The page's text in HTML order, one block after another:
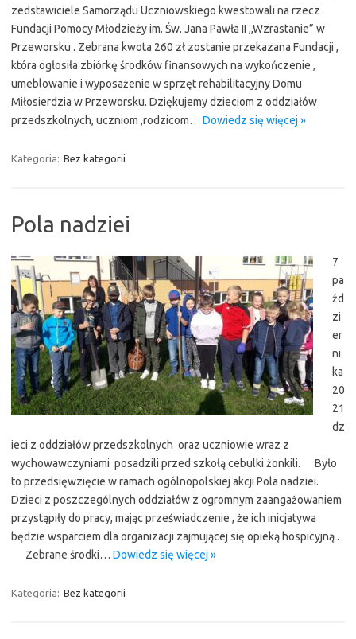
zedstawiciele Samorządu Uczniowskiego kwestowali na rzecz
Fundacji Pomocy Młodzieży im. Św. Jana Pawła II ,,Wzrastanie” w
Przeworsku . Zebrana kwota 260 zł zostanie przekazana Fundacji ,
która ogłosiła zbiórkę środków finansowych na wykończenie ,
umeblowanie i wyposażenie w sprzęt rehabilitacyjny Domu
Miłosierdzia w Przeworsku. Dziękujemy dzieciom z oddziałów
przedszkolnych, uczniom ,rodzicom… Dowiedz się więcej »
Kategoria: Bez kategorii
Pola nadziei
7
pa
źd
zi
er
ni
ka
20
21
dz
ieci z oddziałów przedszkolnych oraz uczniowie wraz z
wychowawczyniami posadzili przed szkołą cebulki żonkili. Było
to przedsięwzięcie w ramach ogólnopolskiej akcji Pola nadziei.
Dzieci z poszczególnych oddziałów z ogromnym zaangażowaniem
przystąpiły do pracy, mając przeświadczenie , że ich inicjatywa
będzie wsparciem dla organizacji zajmującej się opieką hospicyjną .
Zebrane środki… Dowiedz się więcej »
Kategoria: Bez kategorii